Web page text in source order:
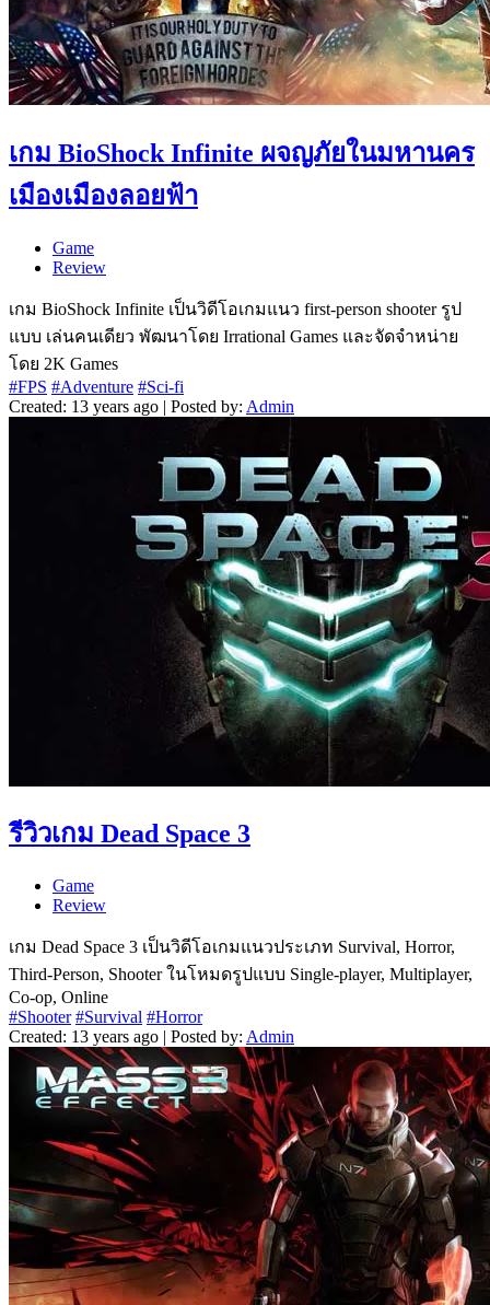
เกม BioShock Infinite ผจญภัยในมหานคร
เมืองเมืองลอยฟ้า
Game
Review
เกม BioShock Infinite เป็นวิดีโอเกมแนว first-person shooter รูป
แบบ เล่นคนเดียว พัฒนาโดย Irrational Games และจัดจำหน่าย
โดย 2K Games
#FPS #Adventure #Sci-fi
Created: 13 years ago | Posted by: Admin
รีวิวเกม Dead Space 3
Game
Review
เกม Dead Space 3 เป็นวิดีโอเกมแนวประเภท Survival, Horror,
Third-Person, Shooter ในโหมดรูปแบบ Single-player, Multiplayer,
Co-op, Online
#Shooter #Survival #Horror
Created: 13 years ago | Posted by: Admin